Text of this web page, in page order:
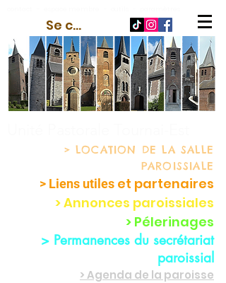
Se connecter
> LOCATION DE LA SALLE
PAROISSIALE
> Liens utiles et partenaires
> Annonces paroissiales
> Pélerinages
> Permanences du secrétariat
paroissial
> Agenda de la paroisse